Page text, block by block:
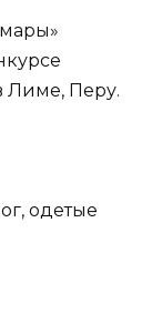
Лиме, Перу.
одетые